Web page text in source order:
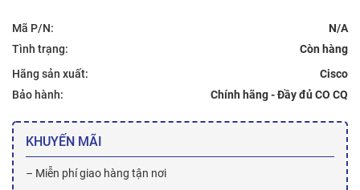
Mã P/N:
N/A
Tình trạng:
Hãng sản xuất:
Cisco
Bảo hành:
Chính hãng - Đầy đủ CO CQ
KHUYẾN MÃI
– Miễn phí giao hàng tận nơi